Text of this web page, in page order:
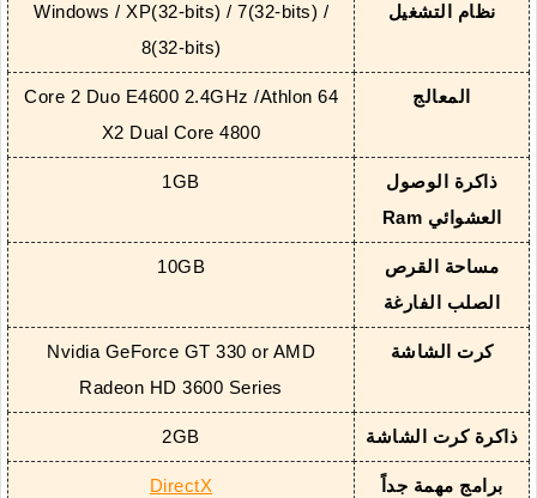
نظام التشغيل
Windows / XP(32-bits) / 7(32-bits) /
8(32-bits)
المعالج
Core 2 Duo E4600 2.4GHz /Athlon 64
X2 Dual Core 4800
ذاكرة الوصول
العشوائي Ram
1GB
مساحة القرص
الصلب الفارغة
10GB
كرت الشاشة
Nvidia GeForce GT 330 or AMD
Radeon HD 3600 Series
ذاكرة كرت الشاشة 2GB
برامج مهمة جداً DirectX